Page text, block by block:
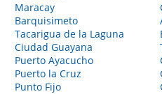
Maracay
Barquisimeto
Tacarigua de la Laguna
Ciudad Guayana
Puerto Ayacucho
Puerto la Cruz
Punto Fijo